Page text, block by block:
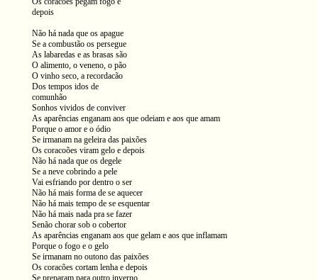
depois
Não há nada que os apague
Se a combustão os persegue
As labaredas e as brasas são
O alimento, o veneno, o pão
O vinho seco, a recordacão
Dos tempos idos de
comunhão
Sonhos vividos de conviver
As aparências enganam aos que odeiam e aos que amam
Porque o amor e o ódio
Se irmanam na geleira das paixões
Os coracoões viram gelo e depois
Não há nada que os degele
Se a neve cobrindo a pele
Vai esfriando por dentro o ser
Não há mais forma de se aquecer
Não há mais tempo de se esquentar
Não há mais nada pra se fazer
Senão chorar sob o cobertor
As aparências enganam aos que gelam e aos que inflamam
Porque o fogo e o gelo
Se irmanam no outono das paixões
Os coracões cortam lenha e depois
Se preparam para outro inverno